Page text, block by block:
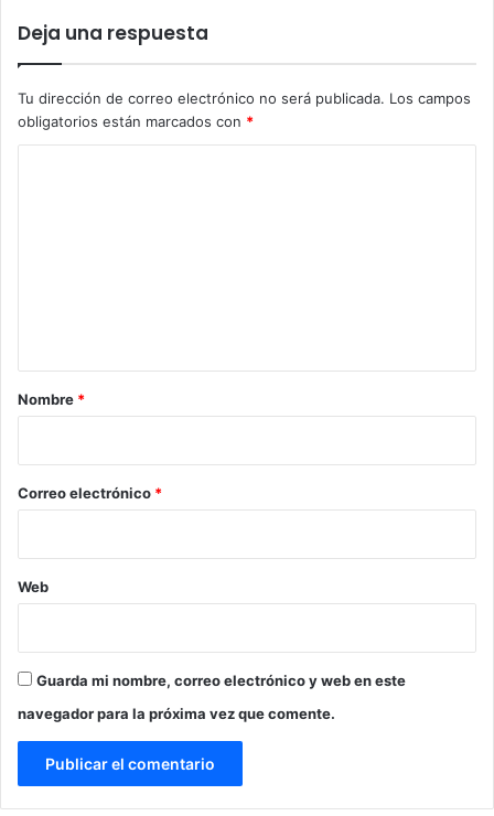
Deja una respuesta
Tu dirección de correo electrónico no será publicada. Los campos
obligatorios están marcados con *
r
*
Nombre *
Correo electrónico *
Web
Guarda mi nombre, correo electrónico y web en este
navegador para la próxima vez que comente.